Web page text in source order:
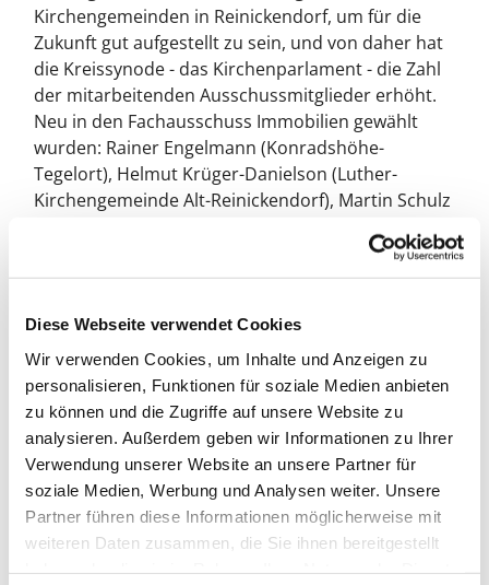
Diese Webseite verwendet Cookies
Wir verwenden Cookies, um Inhalte und Anzeigen zu
personalisieren, Funktionen für soziale Medien anbieten
zu können und die Zugriffe auf unsere Website zu
analysieren. Außerdem geben wir Informationen zu Ihrer
Verwendung unserer Website an unsere Partner für
soziale Medien, Werbung und Analysen weiter. Unsere
Partner führen diese Informationen möglicherweise mit
weiteren Daten zusammen, die Sie ihnen bereitgestellt
Kirchengemeinden in Reinickendorf, um für die
Zukunft gut aufgestellt zu sein, und von daher hat
die Kreissynode - das Kirchenparlament - die Zahl
der mitarbeitenden Ausschussmitglieder erhöht.
Neu in den Fachausschuss Immobilien gewählt
wurden: Rainer Engelmann (Konradshöhe-
Tegelort), Helmut Krüger-Danielson (Luther-
Kirchengemeinde Alt-Reinickendorf), Martin Schulz
(Heiligensee), Ute Strelow (Apostel-Petrus-
Kirchengemeinde) und Uwe Zimmermann (Felsen-
Kirchengemeinde). Hier finden Sie mehr
Immobilienentwicklung.
Weitere Themen der Tagung waren u.a. die
Verabschiedung des Konzeptes gegen
sexualisierte Gewalt, siehe
separate Nachricht hier
der Bericht des Umweltbeauftragten des
Kirchenkreises Helmut Krüger-Danielson, der u.a.
über den Stand des Klimaschutz-Netzwerks
informierte, die sogenannten "Klimakümmerer"
der Reinickendorfer Kirchengemeinden und des